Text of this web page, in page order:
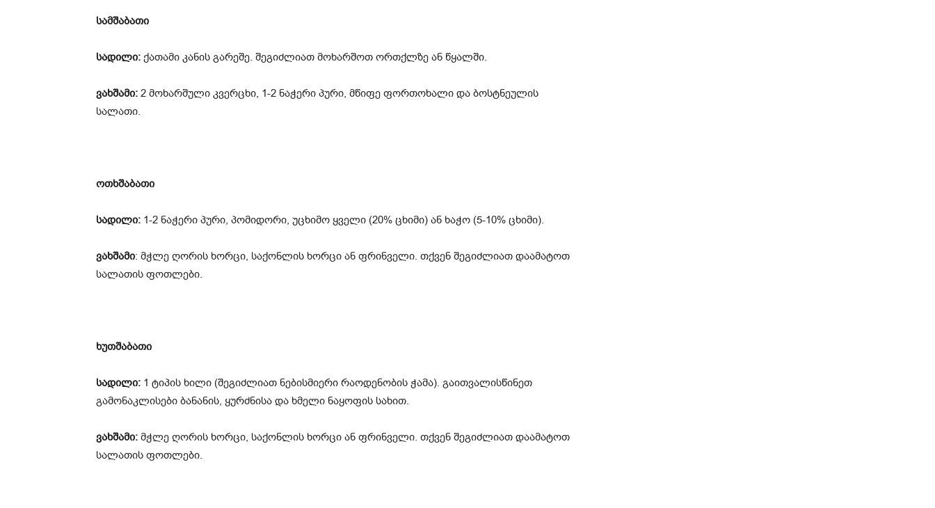
სამშაბათი
სადილი: ქათამი კანის გარეშე. შეგიძლიათ მოხარშოთ ორთქლზე ან წყალში.
ვახშამი: 2 მოხარშული კვერცხი, 1-2 ნაჭერი პური, მწიფე ფორთოხალი და ბოსტნეულის
სალათი.
ოთხშაბათი
სადილი: 1-2 ნაჭერი პური, პომიდორი, უცხიმო ყველი (20% ცხიმი) ან ხაჭო (5-10% ცხიმი).
ვახშამი: მჭლე ღორის ხორცი, საქონლის ხორცი ან ფრინველი. თქვენ შეგიძლიათ დაამატოთ
სალათის ფოთლები.
ხუთშაბათი
სადილი: 1 ტიპის ხილი (შეგიძლიათ ნებისმიერი რაოდენობის ჭამა). გაითვალისწინეთ
გამონაკლისები ბანანის, ყურძნისა და ხმელი ნაყოფის სახით.
ვახშამი: მჭლე ღორის ხორცი, საქონლის ხორცი ან ფრინველი. თქვენ შეგიძლიათ დაამატოთ
სალათის ფოთლები.